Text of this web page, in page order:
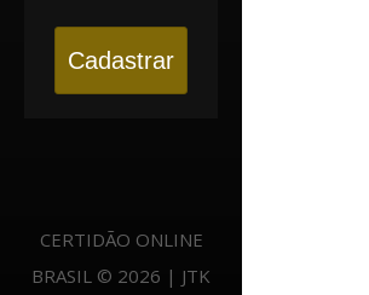
Cadastrar
CERTIDÃO ONLINE
BRASIL © 2026 | JTK